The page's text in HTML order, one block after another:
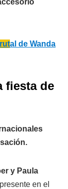
al de Wanda
fiesta de
y Paula
en el